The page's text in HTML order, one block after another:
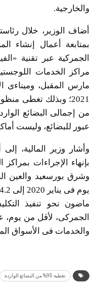
والخارجية.
أضاف الوزير، خلال
بمتابعة أعمال إنشاء
الجمركية عبر تقنية
مراكز الخدمات
مارس المقبل، وميناءى
من إجمالى البضائع
عبور للبضائع، وليست
وأشار وزير المالية،
بإنهاء الإجراءات
ماضون نحو تنفيذ
الجمركى، لأقل من
والخدمات فى الأسواق
تغطية 95% من البضائع الواردة